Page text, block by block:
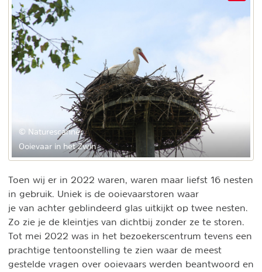
© Naturescanner
Ooievaar in het Zwin
Toen wij er in 2022 waren, waren maar liefst 16 nesten
in gebruik. Uniek is de ooievaarstoren waar
je van achter geblindeerd glas uitkijkt op twee nesten.
Zo zie je de kleintjes van dichtbij zonder ze te storen.
Tot mei 2022 was in het bezoekerscentrum tevens een
prachtige tentoonstelling te zien waar de meest
gestelde vragen over ooievaars werden beantwoord en